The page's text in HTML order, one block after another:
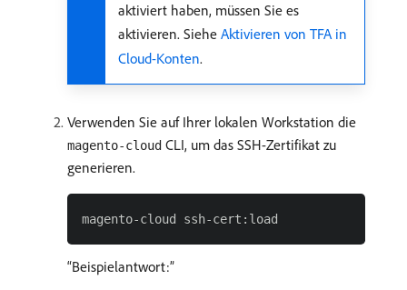
aktiviert haben, müssen Sie es
aktivieren. Siehe Aktivieren von TFA in
Cloud-Konten.
Verwenden Sie auf Ihrer lokalen Workstation die
magento-cloud CLI, um das SSH-Zertifikat zu
generieren.
Beispielantwort: